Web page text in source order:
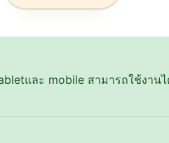
และ mobile สามารถใช้งาน